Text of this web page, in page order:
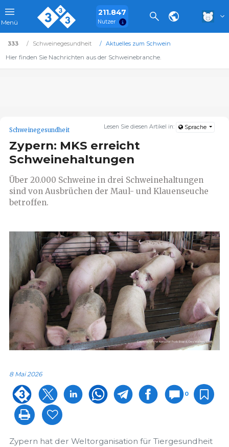
Menü
211.847
Nutzer
333 Schweinegesundheit
Aktuelles zum Schwein
Hier finden Sie Nachrichten aus der Schweinebranche.
Lesen Sie diesen Artikel in: Sprache
Schweinegesundheit
Zypern: MKS erreicht
Schweinehaltungen
Über 20.000 Schweine in drei Schweinehaltungen
sind von Ausbrüchen der Maul- und Klauenseuche
betroffen.
8 Mai 2026
0
Zypern hat der Weltorganisation für Tiergesundheit